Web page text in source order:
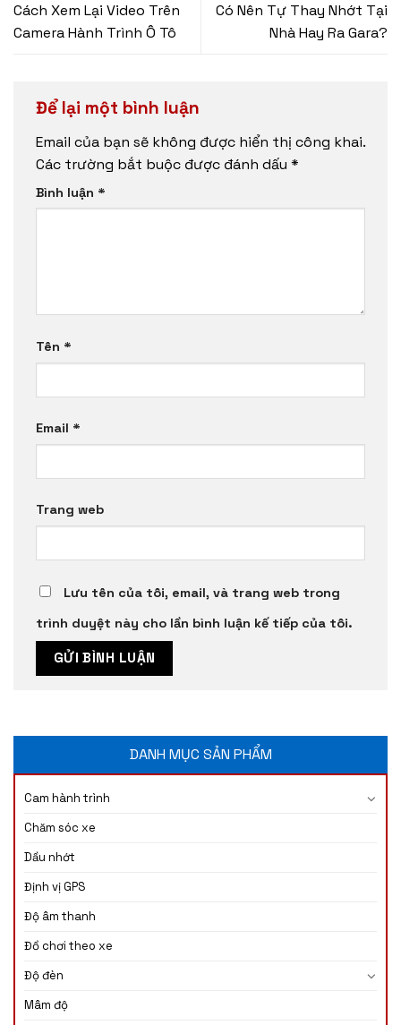
Cách Xem Lại Video Trên
Camera Hành Trình Ô Tô
Có Nên Tự Thay Nhớt Tại
Nhà Hay Ra Gara?
Để lại một bình luận
Email của bạn sẽ không được hiển thị công khai.
Các trường bắt buộc được đánh dấu *
Bình luận *
Tên *
Email *
Trang web
Lưu tên của tôi, email, và trang web trong
trình duyệt này cho lần bình luận kế tiếp của tôi.
DANH MỤC SẢN PHẨM
Cam hành trình
Chăm sóc xe
Dầu nhớt
Định vị GPS
Độ âm thanh
Đồ chơi theo xe
Độ đèn
Mâm độ